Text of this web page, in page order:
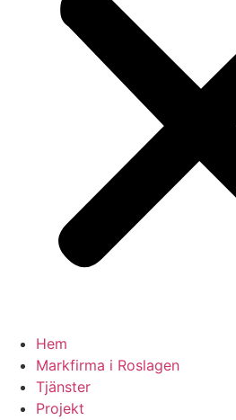
Hem
Markfirma i Roslagen
Tjänster
Projekt